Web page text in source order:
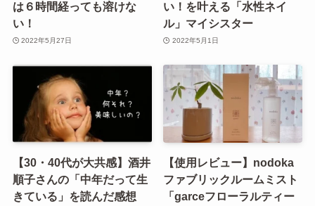
は６時間経っても溶けな
い！
2022年5月27日
い！を叶える「水性ネイ
ル」マイシスター
2022年5月1日
【30・40代が大共感】酒井
順子さんの「中年だって生
きている」を読んだ感想
【使用レビュー】nodoka
ファブリックルームミスト
「garceフローラルティー